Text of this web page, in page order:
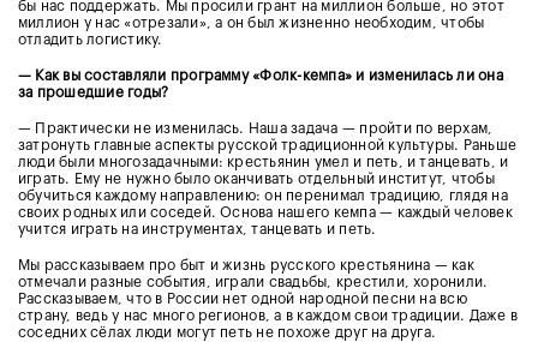
бы нас поддержать. Мы просили грант на миллион больше, но этот
миллион у нас «отрезали», а он был жизненно необходим, чтобы
отладить логистику.
— Как вы составляли программу «Фолк-кемпа» и изменилась ли она
за прошедшие годы?
— Практически не изменилась. Наша задача — пройти по верхам,
затронуть главные аспекты русской традиционной культуры. Раньше
люди были многозадачными: крестьянин умел и петь, и танцевать, и
играть. Ему не нужно было оканчивать отдельный институт, чтобы
обучиться каждому направлению: он перенимал традицию, глядя на
своих родных или соседей. Основа нашего кемпа — каждый человек
учится играть на инструментах, танцевать и петь.
Мы рассказываем про быт и жизнь русского крестьянина — как
отмечали разные события, играли свадьбы, крестили, хоронили.
Рассказываем, что в России нет одной народной песни на всю
страну, ведь у нас много регионов, а в каждом свои традиции. Даже в
соседних сёлах люди могут петь не похоже друг на друга.